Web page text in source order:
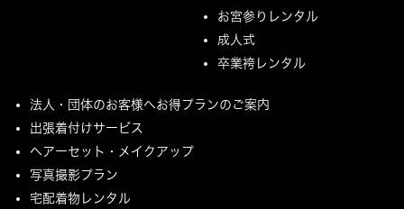
お宮参りレンタル
成人式
卒業袴レンタル
法人・団体のお客様へお得プランのご案内
出張着付けサービス
ヘアーセット・メイクアップ
写真撮影プラン
宅配着物レンタル